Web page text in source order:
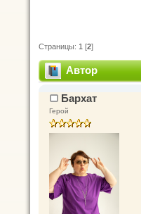
Страницы: 1 [2]
Автор
Бархат
Герой